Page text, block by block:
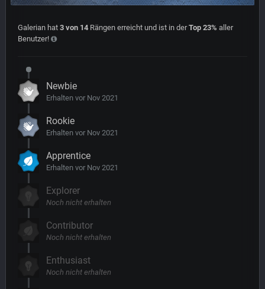
Galerian hat 3 von 14 Rängen erreicht und ist in derTop 23% aller
Benutzer!
Newbie
Erhalten vor Nov 2021
Rookie
Erhalten vor Nov 2021
Apprentice
Erhalten vor Nov 2021
Explorer
Noch nicht erhalten
Contributor
Noch nicht erhalten
Enthusiast
Noch nicht erhalten